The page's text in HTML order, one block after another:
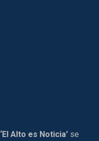
‘El Alto es Noticia’ se